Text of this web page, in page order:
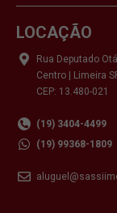
LOCAÇÃO
Rua Deputado
Centro | Limeira
CEP: 13.480-021
(19) 3404-4499
(19) 99368-1809